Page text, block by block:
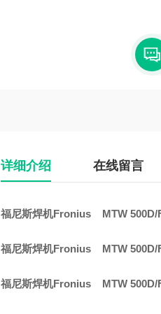
详细介绍 在线留言
福尼斯焊机Fronius MTW 500D/
福尼斯焊机Fronius MTW 500D/
福尼斯焊机Fronius MTW 500D/